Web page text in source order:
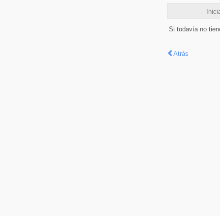
Si todavía no
Atrás